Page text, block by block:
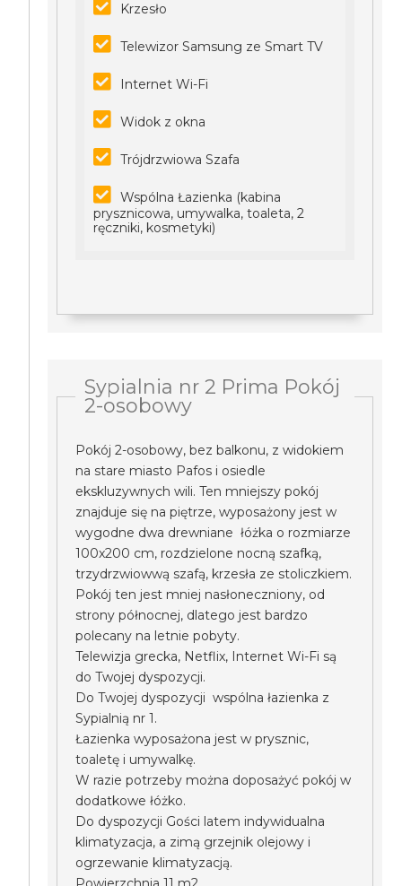
Krzesło
Telewizor Samsung ze Smart TV
Internet Wi-Fi
Widok z okna
Trójdrzwiowa Szafa
Wspólna Łazienka (kabina
prysznicowa, umywalka, toaleta, 2
ręczniki, kosmetyki)
Sypialnia nr 2 Prima Pokój
2-osobowy
Pokój 2-osobowy, bez balkonu, z widokiem
na stare miasto Pafos i osiedle
ekskluzywnych wili. Ten mniejszy pokój
znajduje się na piętrze, wyposażony jest w
wygodne dwa drewniane łóżka o rozmiarze
100x200 cm, rozdzielone nocną szafką,
trzydrzwiowwą szafą, krzesła ze stoliczkiem.
Pokój ten jest mniej nasłoneczniony, od
strony północnej, dlatego jest bardzo
polecany na letnie pobyty.
Telewizja grecka, Netflix, Internet Wi-Fi są
do Twojej dyspozycji.
Do Twojej dyspozycji wspólna łazienka z
Sypialnią nr 1.
Łazienka wyposażona jest w prysznic,
toaletę i umywalkę.
W razie potrzeby można doposażyć pokój w
dodatkowe łóżko.
Do dyspozycji Gości latem indywidualna
klimatyzacja, a zimą grzejnik olejowy i
ogrzewanie klimatyzacją.